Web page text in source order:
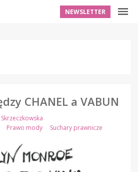
NEWSLETTER
CHANEL a VABUN
Prawo mody Suchary prawnicze